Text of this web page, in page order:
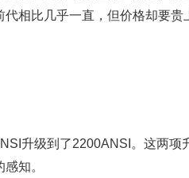
相比几乎一直，但价格却要贵
升级到了2200ANSI。这两项
知。